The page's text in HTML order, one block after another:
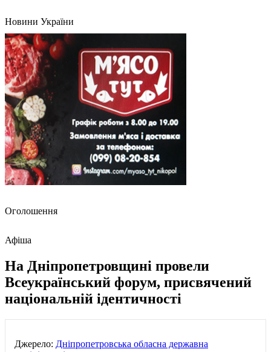
Новини України
Оголошення
Афіша
На Дніпропетровщині провели
Всеукраїнський форум, присвячений
національній ідентичності
Джерело: Дніпропетровська обласна державна